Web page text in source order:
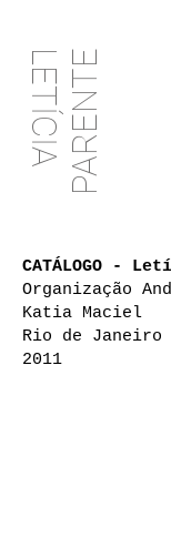
LETÍCIAPARENTE
CATÁLOGO -
Organização
Katia Maciel
Rio de
2011